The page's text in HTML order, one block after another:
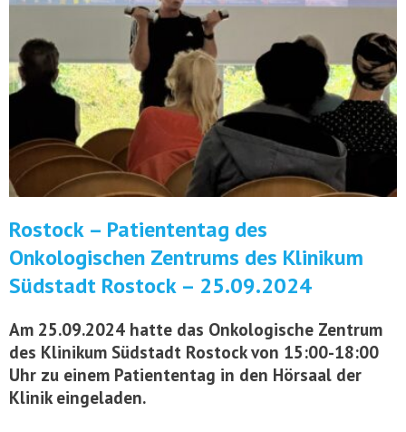
Rostock – Patiententag des
Onkologischen Zentrums des Klinikum
Südstadt Rostock – 25.09.2024
Am 25.09.2024 hatte das Onkologische Zentrum
des Klinikum Südstadt Rostock von 15:00-18:00
Uhr zu einem Patiententag in den Hörsaal der
Klinik eingeladen.